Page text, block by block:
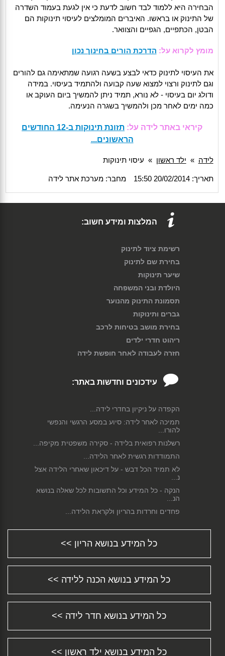
הבחירה היא ללמוד לבד חשוב לדעת כי אין לגעת בעמוד השדרה
של התינוק או בראשו. האיברים המומלצים לעיסוי תינוקות הם
הבטן, הכתפיים, הגפיים והצוואר.
מומץ לקרוא על: הדרכת הורים בחינוך נכון
את העיסוי לתינוק כדאי לבצע בשעה רגועה שמתאימה גם להורים
וגם לתינוק ורצוי למצוא שעה קבועה ולהתמיד בעיסוי. במידה
ודולג יום בעיסוי - לא נורא, תמיד ניתן להמשיך ביום העוקב או
כמה ימים לאחר מכן ולהמשיך בשגרה הנעימה.
קיראי באתר לידה על:
תזונת תינוקות ב-12 החודשים
הראשונים...
לידה » ילד ראשון » עיסוי תינוקות
תאריך: 20/02/2014 15:50 מחבר: מערכת אתר לידה
המלצות ומידע חשוב:
רשימת ציוד לתינוק
בחירת שם לתינוק
שיער תינוקות
היולדת ובני המשפחה
תסמונת התינוק מהנוער
גברים ותינוקות
בחירת מושב בטיחות לרכב
ריהוט חדרי ילדים
חזרה לעבודה לאחר חופשת לידה
עידכונים וחדשות באתר:
הקפדה על ניקיון בחדרי לידה...
תמיכה לאחר לידה: סיוע במסע הרגשי והנפשי
להורו...
רשלנות רפואית בלידה - סקירה משפטית מקיפה...
התמודדות רגשית לאחר הלידה...
לא תמיד הכל דבש - על דיכאון שאחרי הלידה אצל
נ...
הנקה - כל המידע וכל התשובות לכל שאלה בנושא
הנ...
פחדים וחרדות בהריון ולקראת הלידה...
ש...
התינוק סובל מעצירות? חשוב להבין מדוע ומה
הגיע שלך הזמן לחזור לעבודה?...
התפתחות תינוקות - צעד אחר צעד...
מידע על סיבוכים אפשריים במהלך הלידה...
מושב בטיחות לרכב Car Safety Seat...
איך בוחרים שם לתינוק? טיפים ורעיונות טובים......
כל המידע בנושא הריון >>
כל המידע בנושא הכנה ללידה >>
כל המידע בנושא חדר לידה >>
כל המידע בנושא ילד ראשון >>